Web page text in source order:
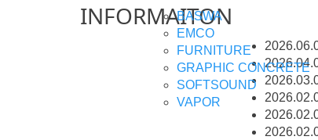
BASWA
EMCO
FURNITURE
GRAPHIC CONCRETE
SOFTSOUND
VAPOR
INFORMAITON